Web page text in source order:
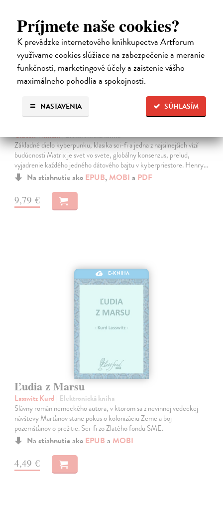
Príjmete naše cookies?
K prevádzke internetového kníhkupectva Artforum
využívame cookies slúžiace na zabezpečenie a meranie
funkčnosti, marketingové účely a zaistenie vášho
maximálneho pohodlia a spokojnosti.
SÚHLASÍM
NASTAVENIA
Neuromant
Gibson William| Elektronická kniha
Základné dielo kyberpunku, klasika sci-fi a jedna z najsilnejších vízií
budúcnosti Matrix je svet vo svete, globálny konsenzus, prelud,
vyjadrenie každého jedného dátového bajtu v kyberpriestore. Henry…
Na stiahnutie ako EPUB, MOBI a PDF
9,79 €
E-KNIHA
Ľudia z Marsu
Lasswitz Kurd | Elektronická kniha
Slávny román nemeckého autora, v ktorom sa z nevinnej vedeckej
návštevy Marťanov stane pokus o kolonizáciu Zeme a boj
pozemšťanov o prežitie. Sci-fi zo Zlatého fondu SME.
Na stiahnutie ako EPUB a MOBI
4,49 €